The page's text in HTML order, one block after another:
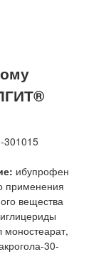
301015
ибупрофен
применения
вещества
30-